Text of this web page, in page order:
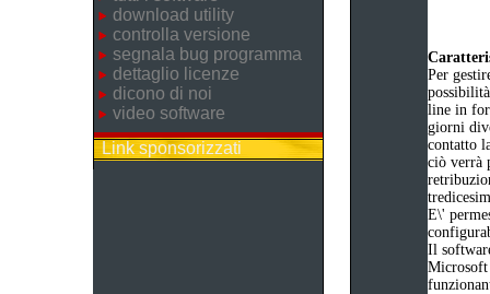
download utility
controlla versione
segnala bug programma
dettaglio licenze
dicono di noi
video software
Link sponsorizzati
Per
line in
giorni
contatto
ciò verrà
E\'
Il
Microsoft